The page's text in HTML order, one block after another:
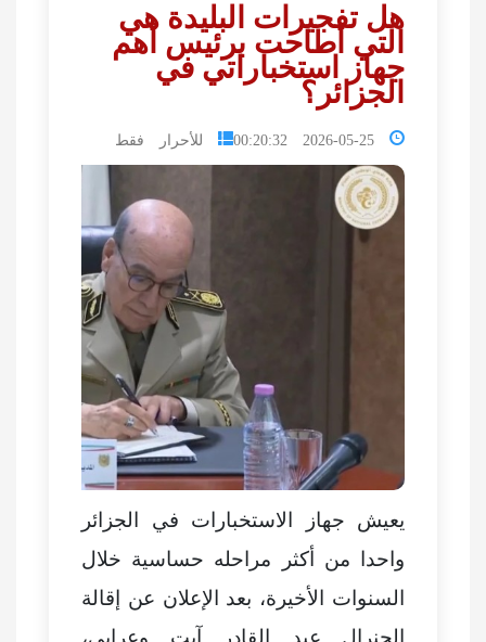
هل تفجيرات البليدة هي
التي أطاحت برئيس أهم
جهاز استخباراتي في
الجزائر؟
2026-05-25 00:20:32 للأحرار فقط
يعيش جهاز الاستخبارات في الجزائر
واحدا من أكثر مراحله حساسية خلال
السنوات الأخيرة، بعد الإعلان عن إقالة
الجنرال عبد القادر آيت وعرابي،